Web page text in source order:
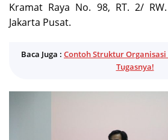
Kramat Raya No. 98, RT. 2/
Jakarta Pusat.
Baca Juga : Contoh Struktur Organisasi
Tugasnya!